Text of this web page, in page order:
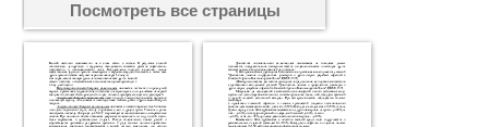
Посмотреть все страницы